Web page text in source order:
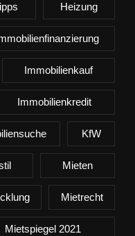
Heizung
Immobilienkauf
Immobilienkredit
KfW
Mieten
Mietrecht
Mietspiegel 2021